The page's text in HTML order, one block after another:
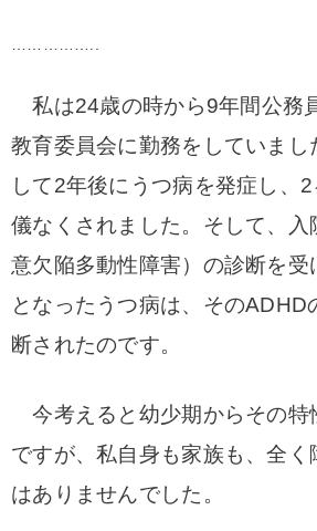
私は24歳の時から9年間公務
教育委員会に勤務をしていまし
して2年後にうつ病を発症し、
儀なくされました。そして、入
意欠陥多動性障害）の診断を受
となったうつ病は、そのADHD
断されたのです。
今考えると幼少期からその特
ですが、私自身も家族も、全く
はありませんでした。